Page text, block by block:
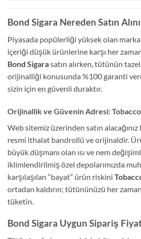
Bond Sigara Nereden Satın
Piyasada popülerliği yüksek olan
içeriği düşük ürünlerine karşı her
Bond Sigarasatın alırken, tütünün
orijinalliği konusunda %100 garanti
sizin için en güvenli duraktır.
Orijinallik ve Güvenin Adresi:
Web sitemiz üzerinden satın
resmi ithalat bandrollü ve orijinaldir.
büyük düşmanı olan ısı ve nem
iklimlendirilmiş özel depolarımızda
karşılaşılan “bayat” ürün riskini
ortadan kaldırın; tütününüzü her
tüketin.
Bond Sigara Uygun Sipariş